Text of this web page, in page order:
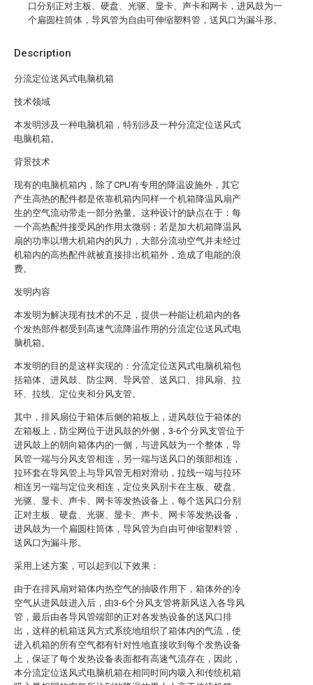
Description
分流定位送风式电脑机箱
技术领域
本发明涉及一种电脑机箱，特别涉及一种分流定位送风式
电脑机箱。
背景技术
现有的电脑机箱内，除了CPU有专用的降温设施外，其它
产生高热的配件都是依靠机箱内同样一个机箱降温风扇产
生的空气流动带走一部分热量。这种设计的缺点在于：每
一个高热配件接受风的作用太微弱；若是加大机箱降温风
扇的功率以增大机箱内的风力，大部分流动空气并未经过
机箱内的高热配件就被直接排出机箱外，造成了电能的浪
费。
发明内容
本发明为解决现有技术的不足，提供一种能让机箱内的各
个发热部件都受到高速气流降温作用的分流定位送风式电
脑机箱。
本发明的目的是这样实现的：分流定位送风式电脑机箱包
括箱体、进风鼓、防尘网、导风管、送风口、排风扇、拉
环、拉线、定位夹和分风支管。
其中，排风扇位于箱体后侧的箱板上，进风鼓位于箱体的
左箱板上，防尘网位于进风鼓的外侧，3-6个分风支管位于
进风鼓上的朝向箱体内的一侧，与进风鼓为一个整体，导
风管一端与分风支管相连，另一端与送风口的颈部相连，
拉环套在导风管上与导风管无相对滑动，拉线一端与拉环
相连另一端与定位夹相连，定位夹风别卡在主板、硬盘、
光驱、显卡、声卡、网卡等发热设备上，每个送风口分别
正对主板、硬盘、光驱、显卡、声卡、网卡等发热设备，
进风鼓为一个扁圆柱筒体，导风管为自由可伸缩塑料管，
送风口为漏斗形。
采用上述方案，可以起到以下效果：
由于在排风扇对箱体内热空气的抽吸作用下，箱体外的冷
空气从进风鼓进入后，由3-6个分风支管将新风送入各导风
管，最后由各导风管端部的正对各发热设备的送风口排
出，这样的机箱送风方式系统地组织了箱体内的气流，使
进入机箱的所有空气都有针对性地直接吹到每个发热设备
上，保证了每个发热设备表面都有高速气流存在，因此，
本分流定位送风式电脑机箱在相同时间内吸入和传统机箱
口分别正对主板、硬盘、光驱、显卡、声卡和网卡，进风鼓为一
个扁圆柱筒体，导风管为自由可伸缩塑料管，送风口为漏斗形。